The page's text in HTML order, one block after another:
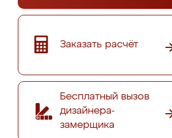
Заказать расчёт
Бесплатный вызов
дизайнера-
замерщика